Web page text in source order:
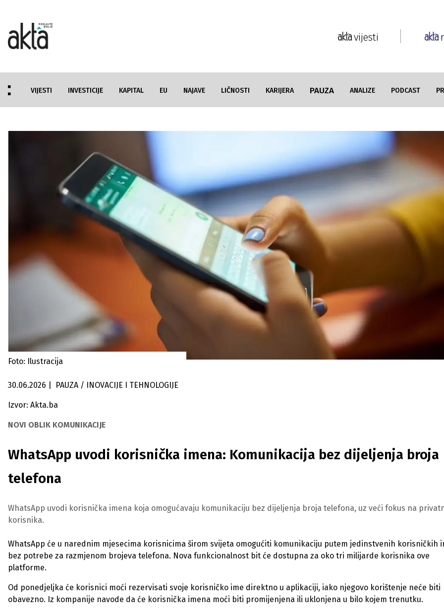
vijesti
VIJESTI INVESTICIJE KAPITAL EU NAJAVE LIČNOSTI KARIJERA PAUZA ANALIZE PODCAST
Foto: Ilustracija
30.06.2026 PAUZA / INOVACIJE I TEHNOLOGIJE
Izvor: Akta.ba
NOVI OBLIK KOMUNIKACIJE
WhatsApp uvodi korisnička imena: Komunikacija bez dijeljenja broja
telefona
WhatsApp uvodi korisnička imena koja omogućavaju komunikaciju bez dijeljenja broja telefona, uz veći fokus na
korisnika.
WhatsApp će u narednim mjesecima korisnicima širom svijeta omogućiti komunikaciju putem jedinstvenih korisničkih
bez potrebe za razmjenom brojeva telefona. Nova funkcionalnost bit će dostupna za oko tri milijarde korisnika ove
platforme.
Od ponedjeljka će korisnici moći rezervisati svoje korisničko ime direktno u aplikaciji, iako njegovo korištenje neće biti
obavezno. Iz kompanije navode da će korisnička imena moći biti promijenjena ili uklonjena u bilo kojem trenutku.